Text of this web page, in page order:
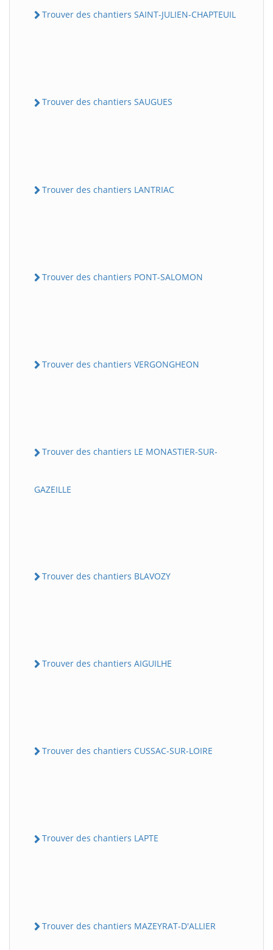
Trouver des chantiers SAINT-JULIEN-CHAPTEUIL
Trouver des chantiers SAUGUES
Trouver des chantiers LANTRIAC
Trouver des chantiers PONT-SALOMON
Trouver des chantiers VERGONGHEON
Trouver des chantiers LE MONASTIER-SUR-
GAZEILLE
Trouver des chantiers BLAVOZY
Trouver des chantiers AIGUILHE
Trouver des chantiers CUSSAC-SUR-LOIRE
Trouver des chantiers LAPTE
Trouver des chantiers MAZEYRAT-D'ALLIER